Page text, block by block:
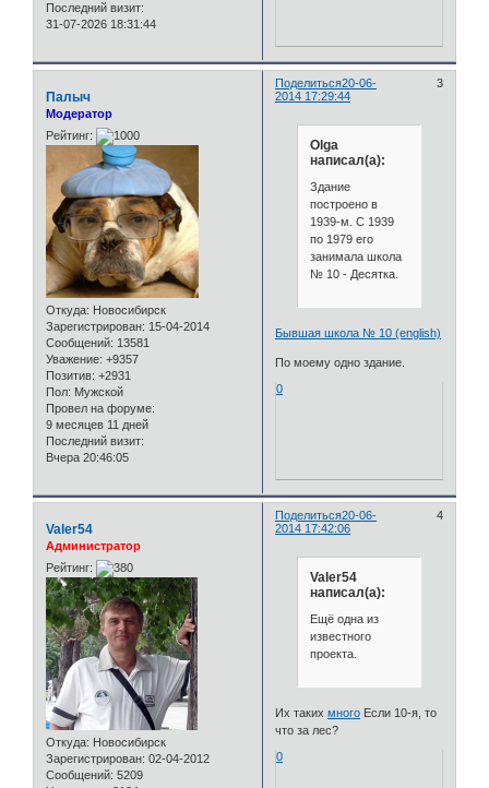
Последний визит:
31-07-2026 18:31:44
Поделиться 3
20-06-
2014 17:29:44
Палыч
Модератор
Рейтинг:
Откуда: Новосибирск
Зарегистрирован: 15-04-2014
Сообщений: 13581
Уважение: +9357
Позитив: +2931
Пол: Мужской
Провел на форуме:
9 месяцев 11 дней
Последний визит:
Вчера 20:46:05
Olga
написал(а):
Здание
построено в
1939-м. С 1939
по 1979 его
занимала школа
№ 10 - Десятка.
Бывшая школа № 10 (english)
По моему одно здание.
0
Поделиться 4
20-06-
2014 17:42:06
Valer54
Администратор
Рейтинг:
Откуда: Новосибирск
Зарегистрирован: 02-04-2012
Сообщений: 5209
Valer54
написал(а):
Ещё одна из
известного
проекта.
Их такихмного Если 10-я, то
что за лес?
0